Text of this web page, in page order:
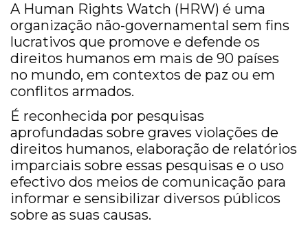
A Human Rights Watch (HRW) é uma
organização não-governamental sem fins
lucrativos que promove e defende os
direitos humanos em mais de 90 países
no mundo, em contextos de paz ou em
conflitos armados.
É reconhecida por pesquisas
aprofundadas sobre graves violações de
direitos humanos, elaboração de relatórios
imparciais sobre essas pesquisas e o uso
efectivo dos meios de comunicação para
informar e sensibilizar diversos públicos
sobre as suas causas.